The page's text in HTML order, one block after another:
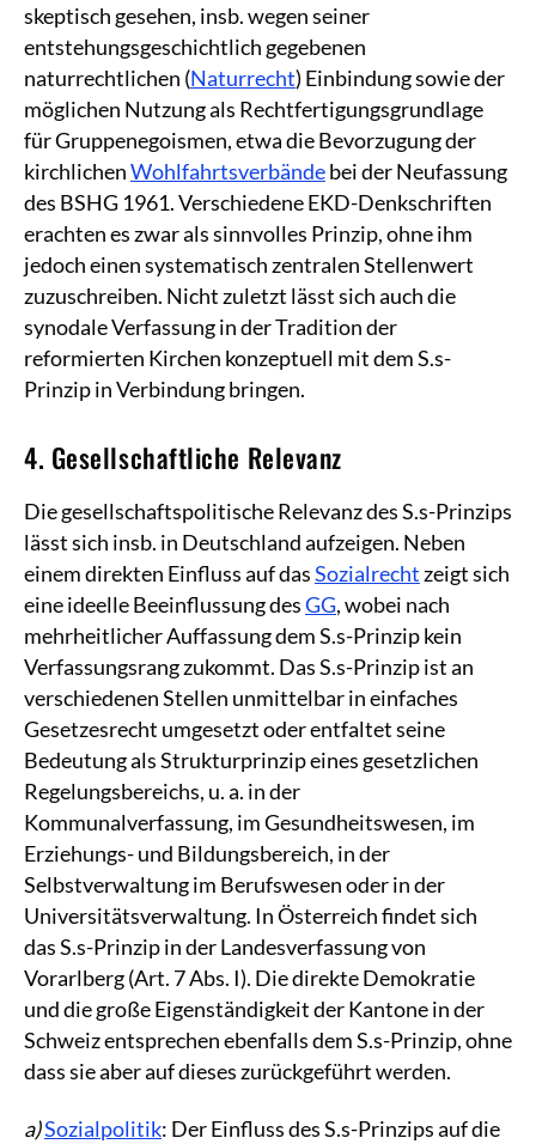
skeptisch gesehen, insb. wegen seiner
entstehungsgeschichtlich gegebenen
naturrechtlichen (Naturrecht) Einbindung sowie der
möglichen Nutzung als Rechtfertigungsgrundlage
für Gruppenegoismen, etwa die Bevorzugung der
kirchlichenWohlfahrtsverbändebei der Neufassung
des BSHG 1961. Verschiedene EKD-Denkschriften
erachten es zwar als sinnvolles Prinzip, ohne ihm
jedoch einen systematisch zentralen Stellenwert
zuzuschreiben. Nicht zuletzt lässt sich auch die
synodale Verfassung in der Tradition der
reformierten Kirchen konzeptuell mit dem S.s-
Prinzip in Verbindung bringen.
4. Gesellschaftliche Relevanz
Die gesellschaftspolitische Relevanz des S.s-Prinzips
lässt sich insb. in Deutschland aufzeigen. Neben
einem direkten Einfluss auf dasSozialrechtzeigt sich
eine ideelle Beeinflussung desGG, wobei nach
mehrheitlicher Auffassung dem S.s-Prinzip kein
Verfassungsrang zukommt. Das S.s-Prinzip ist an
verschiedenen Stellen unmittelbar in einfaches
Gesetzesrecht umgesetzt oder entfaltet seine
Bedeutung als Strukturprinzip eines gesetzlichen
Regelungsbereichs, u. a. in der
Kommunalverfassung, im Gesundheitswesen, im
Erziehungs- und Bildungsbereich, in der
Selbstverwaltung im Berufswesen oder in der
Universitätsverwaltung. In Österreich findet sich
das S.s-Prinzip in der Landesverfassung von
Vorarlberg (Art. 7 Abs. I). Die direkte Demokratie
und die große Eigenständigkeit der Kantone in der
Schweiz entsprechen ebenfalls dem S.s-Prinzip, ohne
dass sie aber auf dieses zurückgeführt werden.
a)Sozialpolitik: Der Einfluss des S.s-Prinzips auf die